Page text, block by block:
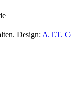
Design: A.T.T.